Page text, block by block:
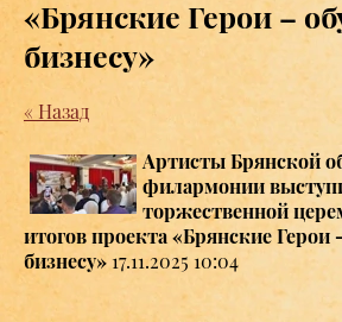
«Брянские Герои –
бизнесу»
« Назад
Артисты Брянской
филармонии
торжественной
итогов проекта «Брянские Герои
бизнесу»17.11.2025 10:04